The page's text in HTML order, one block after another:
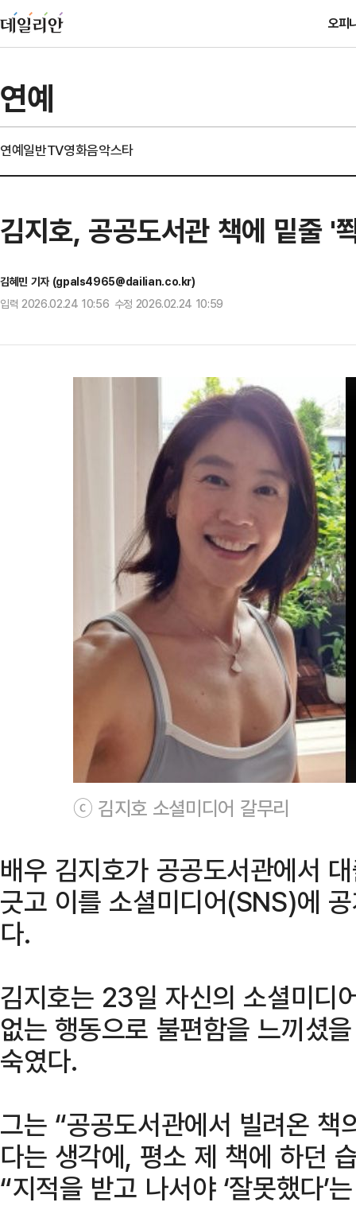
오피
연예
연예일반TV영화음악스타
김지호, 공공도서관 책에 밑줄
김혜민 기자 (gpals4965@dailian.co.kr)
입력 2026.02.24 10:56 수정 2026.02.24 10:59
ⓒ 김지호 소셜미디어 갈무리
배우 김지호가 공공도서관에서
긋고 이를 소셜미디어(SNS)에
다.
김지호는 23일 자신의 소셜미디
없는 행동으로 불편함을 느끼셨
숙였다.
그는 “공공도서관에서 빌려온
다는 생각에, 평소 제 책에 하던
“지적을 받고 나서야 ‘잘못했다’